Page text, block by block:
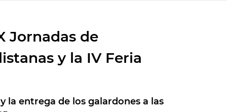
Jornadas de
y la IV Feria
la entrega de los galardones a las